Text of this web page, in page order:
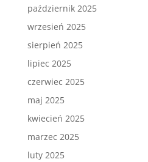
październik 2025
wrzesień 2025
sierpień 2025
lipiec 2025
czerwiec 2025
maj 2025
kwiecień 2025
marzec 2025
luty 2025